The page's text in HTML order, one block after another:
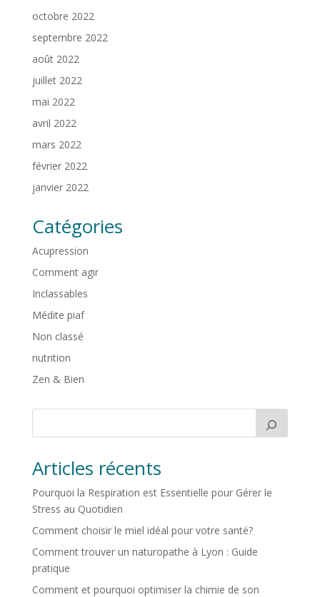
octobre 2022
septembre 2022
août 2022
juillet 2022
mai 2022
avril 2022
mars 2022
février 2022
janvier 2022
Catégories
Acupression
Comment agir
Inclassables
Médite piaf
Non classé
nutrition
Zen & Bien
Articles récents
Pourquoi la Respiration est Essentielle pour Gérer le
Stress au Quotidien
Comment choisir le miel idéal pour votre santé?
Comment trouver un naturopathe à Lyon : Guide
pratique
Comment et pourquoi optimiser la chimie de son